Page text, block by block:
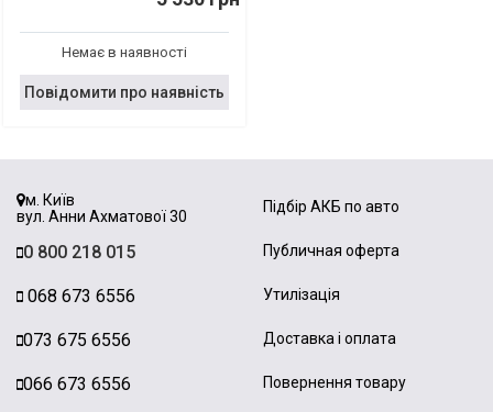
Немає в наявності
Повідомити про наявність
м. Київ
вул. Анни Ахматової 30
0 800 218 015
068 673 6556
073 675 6556
066 673 6556
Підбір АКБ по авто
Публичная оферта
Утилізація
Доставка і оплата
Повернення товару